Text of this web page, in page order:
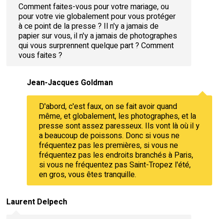
Comment faites-vous pour votre mariage, ou
pour votre vie globalement pour vous protéger
à ce point de la presse ? Il n'y a jamais de
papier sur vous, il n'y a jamais de photographes
qui vous surprennent quelque part ? Comment
vous faites ?
Jean-Jacques Goldman
D'abord, c'est faux, on se fait avoir quand
même, et globalement, les photographes, et la
presse sont assez paresseux. Ils vont là où il y
a beaucoup de poissons. Donc si vous ne
fréquentez pas les premières, si vous ne
fréquentez pas les endroits branchés à Paris,
si vous ne fréquentez pas Saint-Tropez l'été,
en gros, vous êtes tranquille.
Laurent Delpech